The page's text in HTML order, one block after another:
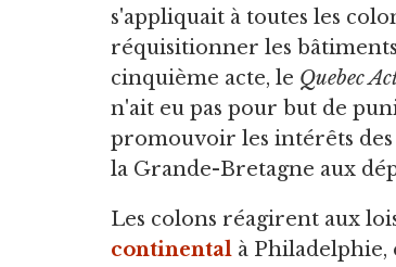
s'appliquait à toutes les
réquisitionner les
cinquième acte, le Quebec
n'ait eu pas pour but de
promouvoir les intérêts des
la Grande-Bretagne aux
Les colons réagirent aux
continental à Philadelphie,